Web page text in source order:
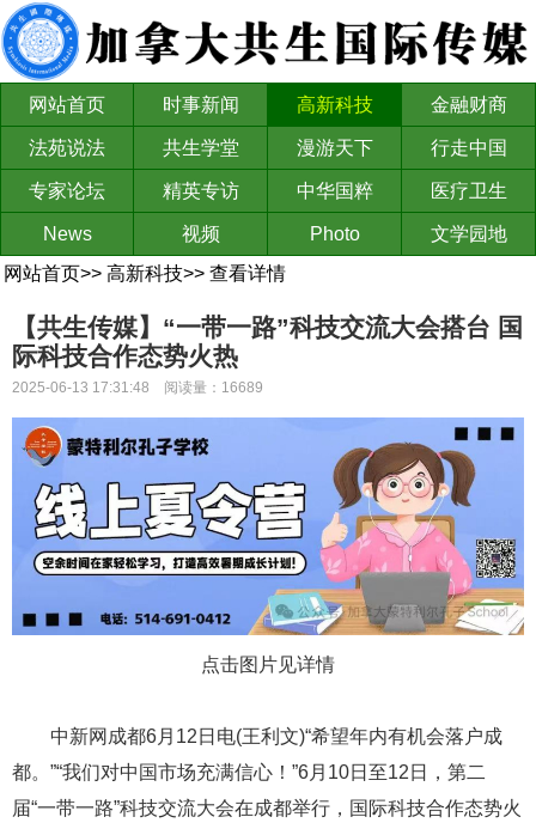
网站首页 时事新闻 高新科技 金融财商
法苑说法 共生学堂 漫游天下 行走中国
专家论坛 精英专访 中华国粹 医疗卫生
News 视频 Photo
文学园地
网站首页>> 高新科技>> 查看详情
【共生传媒】“一带一路”科技交流大会搭台 国
际科技合作态势火热
2025-06-13 17:31:48 阅读量：16689
点击图片见详情
中新网成都6月12日电(王利文)“希望年内有机会落户成
都。”“我们对中国市场充满信心！”6月10日至12日，第二
届“一带一路”科技交流大会在成都举行，国际科技合作态势火